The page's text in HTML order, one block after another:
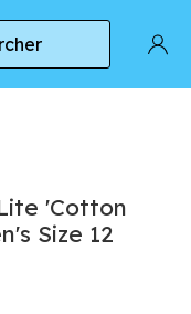
Li-Ning Wade
'Cotton
Size 12